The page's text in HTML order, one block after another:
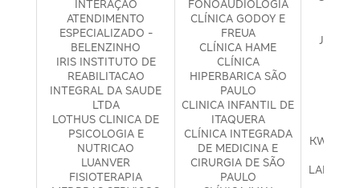
INTERAÇÃO
ATENDIMENTO
ESPECIALIZADO -
BELENZINHO
IRIS INSTITUTO DE
REABILITACAO
INTEGRAL DA SAUDE
LTDA
LOTHUS CLINICA DE
PSICOLOGIA E
NUTRICAO
LUANVER
FISIOTERAPIA
FONOAUDIOLOGIA
CLÍNICA GODOY E
FREUA
CLÍNICA HAME
CLÍNICA
HIPERBARICA SÃO
PAULO
CLINICA INFANTIL DE
ITAQUERA
CLÍNICA INTEGRADA
DE MEDICINA E
CIRURGIA DE SÃO
PAULO
J R P -
KWA
LABOR